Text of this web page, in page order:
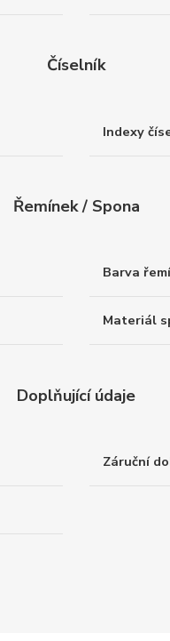
Číselník
Indexy
Řemínek / Spona
Barva
Materiál
Doplňující údaje
Záruční